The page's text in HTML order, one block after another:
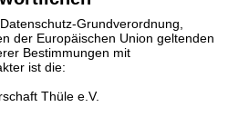
Grundverordnung,
der Europäischen Union geltenden
Bestimmungen mit
ist die:
Thüle e.V.